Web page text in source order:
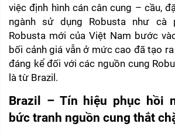
việc định hình cán cân cung – cầu,
ngành sử dụng Robusta như cà
Robusta mới của Việt Nam bước
bối cảnh giá vẫn ở mức cao đã tạo
đáng kể đối với các nguồn cung
là từ Brazil.
Brazil – Tín hiệu phục hồi
bức tranh nguồn cung thắt